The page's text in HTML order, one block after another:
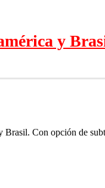
y
Con opción de